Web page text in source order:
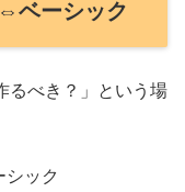
ベーシック
るべき？」という場
シック